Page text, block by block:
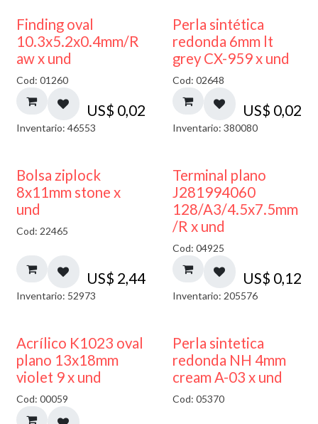
Finding oval
10.3x5.2x0.4mm/R
aw x und
Cod: 01260
US$ 0,02
Inventario: 46553
Perla sintética
redonda 6mm lt
grey CX-959 x und
Cod: 02648
US$ 0,02
Inventario: 380080
¡NUEVO!
Bolsa ziplock
8x11mm stone x
und
Cod: 22465
US$ 2,44
Inventario: 52973
Terminal plano
J281994060
128/A3/4.5x7.5mm
/R x und
Cod: 04925
US$ 0,12
Inventario: 205576
50% DESCUENTO
Acrílico K1023 oval
plano 13x18mm
violet 9 x und
Cod: 00059
Perla sintetica
redonda NH 4mm
cream A-03 x und
Cod: 05370